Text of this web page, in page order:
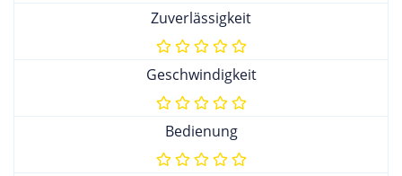
Zuverlässigkeit
Geschwindigkeit
Bedienung